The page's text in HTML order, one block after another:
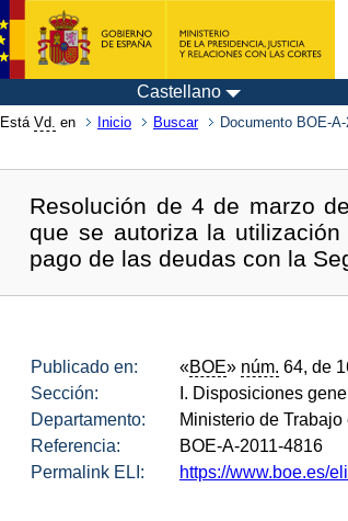
Castellano
Está Vd. en Inicio Buscar Documento BOE-
Resolución de 4 de marzo
que se autoriza la
pago de las deudas con la
Publicado en: «BOE» núm. 64, de
Sección:
I. Disposiciones
Departamento:
Ministerio de Trabajo
Referencia:
BOE-A-2011-4816
Permalink ELI:
https://www.boe.es/